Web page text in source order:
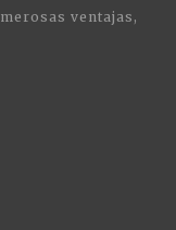
ventajas,